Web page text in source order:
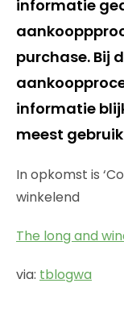
informatie
purchase. Bij
informatie
meest
In opkomst is
winkelend
The long and
via: tblogwa